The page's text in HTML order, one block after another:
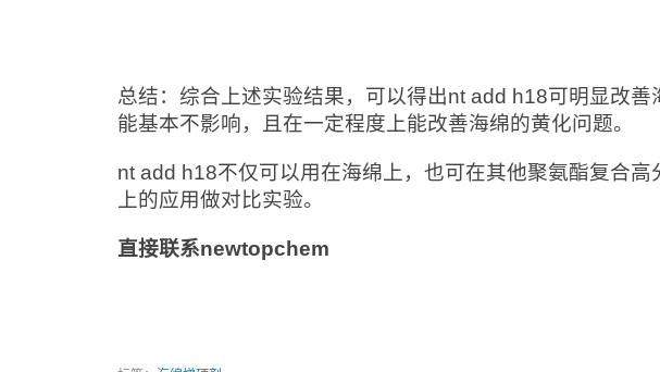
总结：综合上述实验结果，可以得出nt add h18可明显改
能基本不影响，且在一定程度上能改善海绵的黄化问题。
nt add h18不仅可以用在海绵上，也可在其他聚氨酯复合
上的应用做对比实验。
直接联系newtopchem